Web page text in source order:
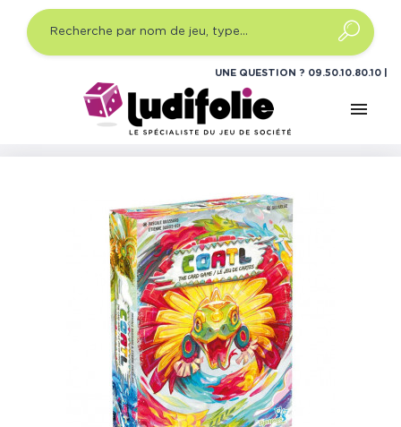
UNE QUESTION ? 09.50.10.80.10
menu
Jeux de société
Jeux de société famille
Coatl - Le Jeu de Cartes